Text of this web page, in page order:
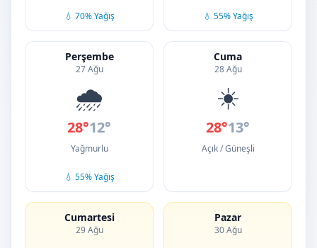
💧 70% Yağış 💧 55% Yağış
Perşembe
27 Ağu
🌧️
28°12°
Yağmurlu
💧 55% Yağış
Cuma
28 Ağu
☀️
28°13°
Açık / Güneşli
Cumartesi
29 Ağu
Pazar
30 Ağu